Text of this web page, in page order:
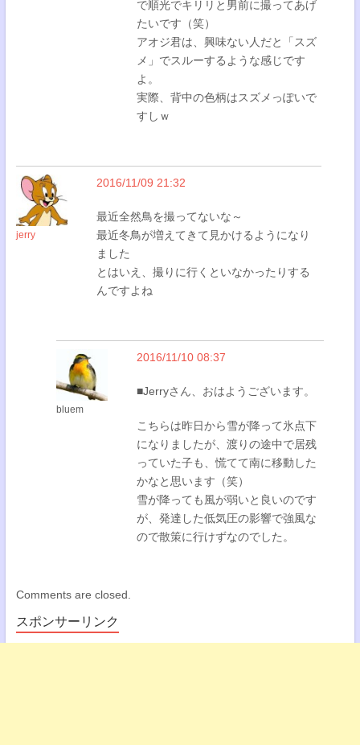
で順光でキリリと男前に撮ってあげ
たいです（笑）
アオジ君は、興味ない人だと「スズ
メ」でスルーするような感じです
よ。
実際、背中の色柄はスズメっぽいで
すしｗ
jerry
2016/11/09 21:32
最近全然鳥を撮ってないな～
最近冬鳥が増えてきて見かけるようになり
ました
とはいえ、撮りに行くといなかったりする
んですよね
bluem
2016/11/10 08:37
■Jerryさん、おはようございます。
こちらは昨日から雪が降って氷点下
になりましたが、渡りの途中で居残
っていた子も、慌てて南に移動した
かなと思います（笑）
雪が降っても風が弱いと良いのです
が、発達した低気圧の影響で強風な
ので散策に行けずなのでした。
Comments are closed.
スポンサーリンク